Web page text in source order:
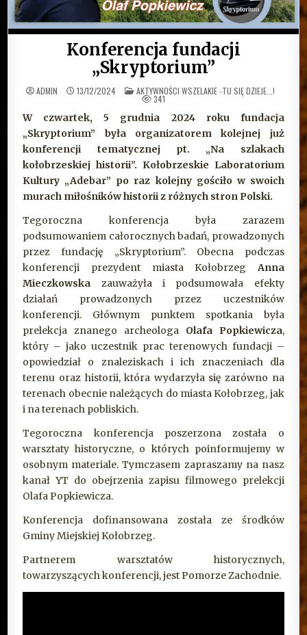
Konferencja fundacji
„Skryptorium”
ADMIN 13/12/2024 OPUBLIKOWANE
W
AKTYWNOŚCI WSZELAKIE -TU SIĘ DZIEJE...!
341
W czwartek, 5 grudnia 2024 roku fundacja
„Skryptorium” była organizatorem kolejnej już
konferencji tematycznej pt. „Na szlakach
kołobrzeskiej historii”. Kołobrzeskie Laboratorium
Kultury „Adebar” po raz kolejny gościło w swoich
murach miłośników historii z różnych stron Polski.
Tegoroczna konferencja była zarazem
podsumowaniem całorocznych badań, prowadzonych
przez fundację „Skryptorium”. Obecna podczas
konferencji prezydent miasta KołobrzegAnna
Mieczkowska zauważyła i podsumowała efekty
działań prowadzonych przez uczestników
konferencji. Głównym punktem spotkania była
prelekcja znanego archeologa Olafa Popkiewicza,
który – jako uczestnik prac terenowych fundacji –
opowiedział o znaleziskach i ich znaczeniach dla
terenu oraz historii, która wydarzyła się zarówno na
terenach obecnie należących do miasta Kołobrzeg, jak
i na terenach pobliskich.
Tegoroczna konferencja poszerzona została o
warsztaty historyczne, o których poinformujemy w
osobnym materiale. Tymczasem zapraszamy na nasz
kanał YT do obejrzenia zapisu filmowego prelekcji
Olafa Popkiewicza.
Konferencja dofinansowana została ze środków
Gminy Miejskiej Kołobrzeg.
Partnerem warsztatów historycznych,
towarzyszących konferencji, jest Pomorze Zachodnie.